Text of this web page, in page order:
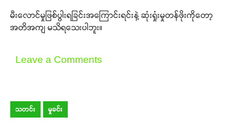
မီးလောင်မှုဖြစ်ပွါးရခြင်းအကြောင်းရင်းနဲ့ ဆုံးရှုံးမှုတန်ဖိုးကိုတော့
အတိအကျ မသိရသေးပါဘူး။
Leave a Comments
သတင်း မှုခင်း